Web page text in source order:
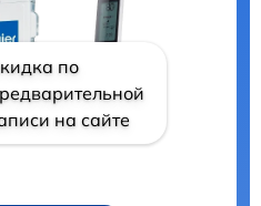
по
на сайте